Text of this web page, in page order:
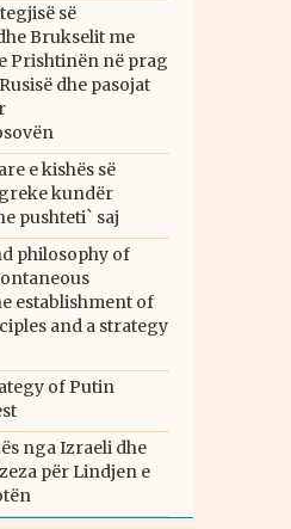
së
Brukselit me
Prishtinën në prag
dhe pasojat
e kishës së
kundër
pushteti` saj
philosophy of
establishment of
and a strategy
of Putin
nga Izraeli dhe
për Lindjen e